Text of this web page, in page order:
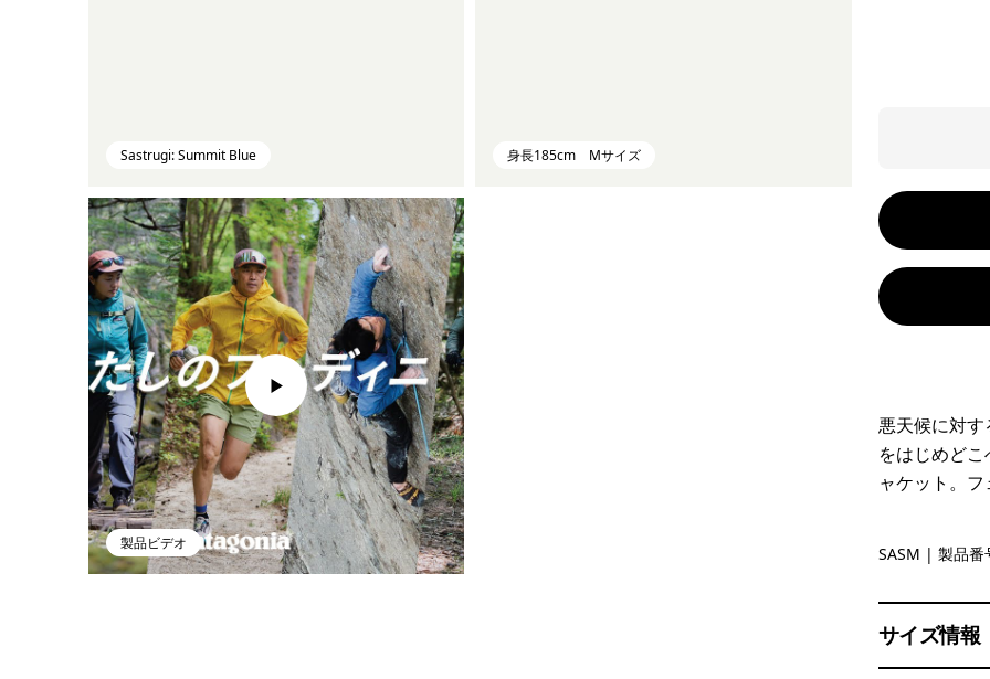
Sastrugi: Summit Blue 身長185cm Mサイズ
製品ビデオ
悪天候に対
をはじめど
ャケット。
Sastrugi:
SASM | 製品番
サイズ情報